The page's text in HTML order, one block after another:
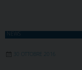
NEWS
30 OTTOBRE 2016